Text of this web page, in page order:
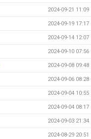
2024-09-21 11:09
2024-09-19 17:17
2024-09-14 12:07
2024-09-10 07:56
2024-09-08 09:48
2024-09-06 08:28
2024-09-04 10:55
2024-09-04 08:17
2024-09-03 21:34
2024-08-29 20:51